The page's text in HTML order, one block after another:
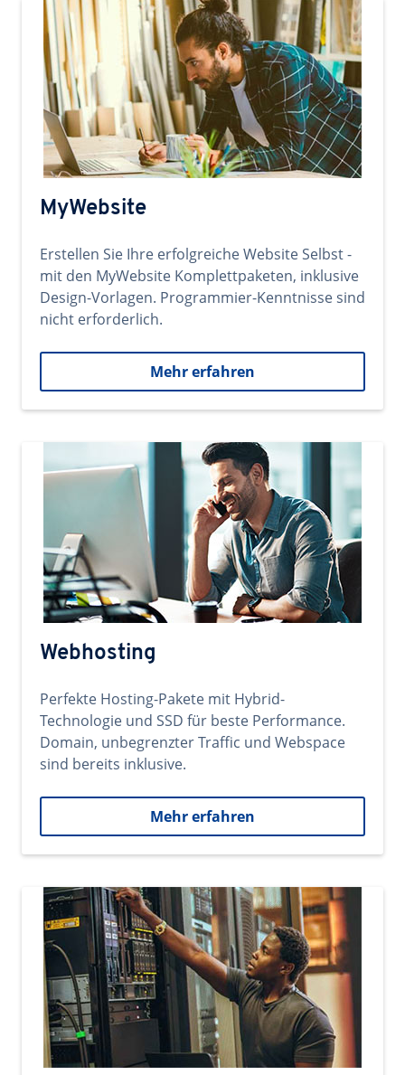
MyWebsite
Erstellen Sie Ihre erfolgreiche Website Selbst -
mit den MyWebsite Komplettpaketen, inklusive
Design-Vorlagen. Programmier-Kenntnisse sind
nicht erforderlich.
Mehr erfahren
Webhosting
Perfekte Hosting-Pakete mit Hybrid-
Technologie und SSD für beste Performance.
Domain, unbegrenzter Traffic und Webspace
sind bereits inklusive.
Mehr erfahren